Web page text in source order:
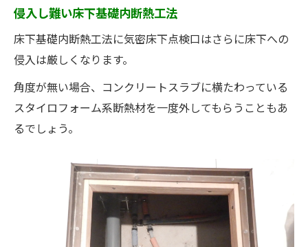
侵入し難い床下基礎内断熱工法
床下基礎内断熱工法に気密床下点検口はさらに床下への
侵入は厳しくなります。
角度が無い場合、コンクリートスラブに横たわっている
スタイロフォーム系断熱材を一度外してもらうこともあ
るでしょう。